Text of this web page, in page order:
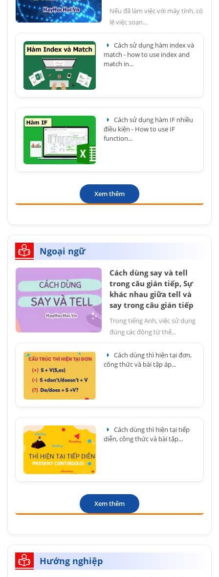
Nếu đã làm việc với máy tính, có
lẽ việc soạn...
Cách sử dụng hàm index và
match - how to use index and
match in...
Cách sử dụng hàm IF nhiều
điều kiện - How to use IF
function...
Xem thêm
Ngoại ngữ
Cách dùng say và tell
trong câu gián tiếp, Sự
khác nhau giữa tell và
say trong câu gián tiếp
Trong tiếng Anh, việc sử dụng
đúng các động từ thể...
Cách dùng thì hiện tại đơn,
công thức và bài tập áp...
Cách dùng thì hiện tại tiếp
diễn, công thức và bài tập...
Xem thêm
Hướng nghiệp